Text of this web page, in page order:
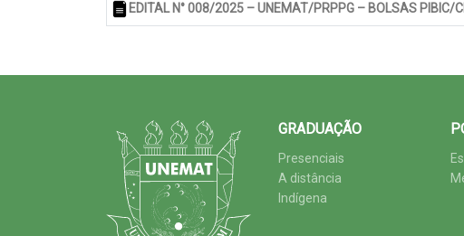
EDITAL N° 008/2025 – UNEMAT/PRPPG – BOLSAS PIBIC/
GRADUAÇÃO
Presenciais
A distância
Indígena